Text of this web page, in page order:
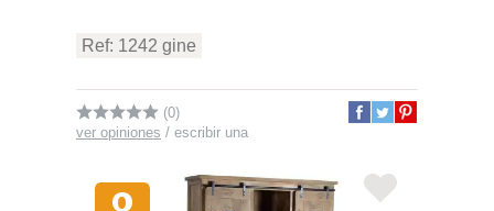
Ref: 1242 gine
(0)
ver opiniones / escribir una